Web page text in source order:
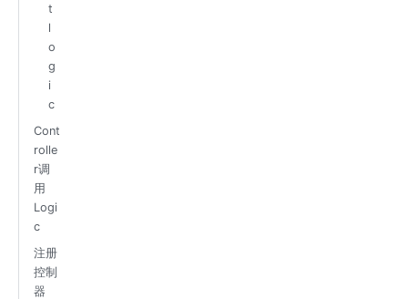
t
l
o
g
i
c
Cont
rolle
r调
用
Logi
c
注册
控制
器